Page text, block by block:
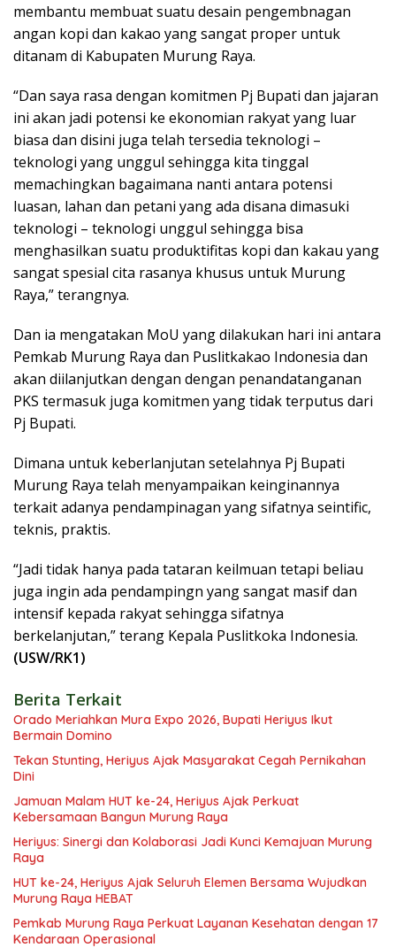
membantu membuat suatu desain pengembnagan
angan kopi dan kakao yang sangat proper untuk
ditanam di Kabupaten Murung Raya.
“Dan saya rasa dengan komitmen Pj Bupati dan jajaran
ini akan jadi potensi ke ekonomian rakyat yang luar
biasa dan disini juga telah tersedia teknologi –
teknologi yang unggul sehingga kita tinggal
memachingkan bagaimana nanti antara potensi
luasan, lahan dan petani yang ada disana dimasuki
teknologi – teknologi unggul sehingga bisa
menghasilkan suatu produktifitas kopi dan kakau yang
sangat spesial cita rasanya khusus untuk Murung
Raya,” terangnya.
Dan ia mengatakan MoU yang dilakukan hari ini antara
Pemkab Murung Raya dan Puslitkakao Indonesia dan
akan diilanjutkan dengan dengan penandatanganan
PKS termasuk juga komitmen yang tidak terputus dari
Pj Bupati.
Dimana untuk keberlanjutan setelahnya Pj Bupati
Murung Raya telah menyampaikan keinginannya
terkait adanya pendampinagan yang sifatnya seintific,
teknis, praktis.
“Jadi tidak hanya pada tataran keilmuan tetapi beliau
juga ingin ada pendampingn yang sangat masif dan
intensif kepada rakyat sehingga sifatnya
berkelanjutan,” terang Kepala Puslitkoka Indonesia.
(USW/RK1)
Berita Terkait
Orado Meriahkan Mura Expo 2026, Bupati Heriyus Ikut
Bermain Domino
Tekan Stunting, Heriyus Ajak Masyarakat Cegah Pernikahan
Dini
Jamuan Malam HUT ke-24, Heriyus Ajak Perkuat
Kebersamaan Bangun Murung Raya
Heriyus: Sinergi dan Kolaborasi Jadi Kunci Kemajuan Murung
Raya
HUT ke-24, Heriyus Ajak Seluruh Elemen Bersama Wujudkan
Murung Raya HEBAT
Pemkab Murung Raya Perkuat Layanan Kesehatan dengan 17
Kendaraan Operasional